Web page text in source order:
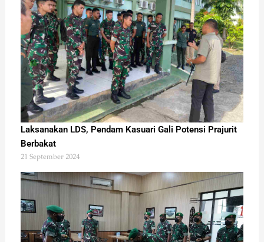
Laksanakan LDS, Pendam Kasuari Gali Potensi Prajurit
Berbakat
21 September 2024